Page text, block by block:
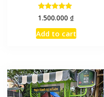
Rated
5.00
out of 5
1.500.000 ₫
Add to cart